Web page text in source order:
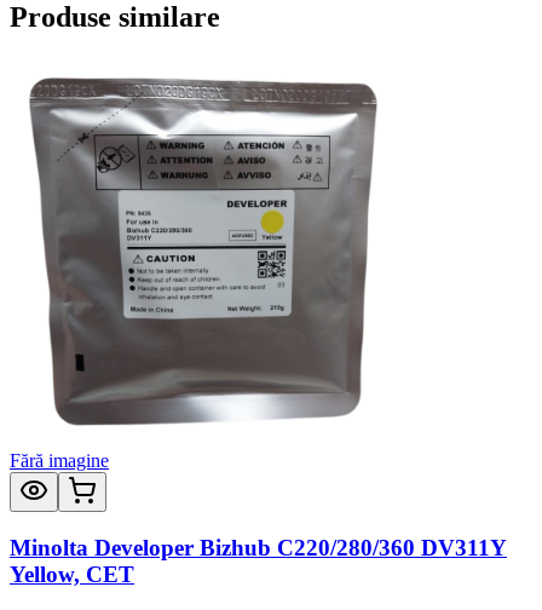
Produse similare
Fără imagine
Minolta Developer Bizhub C220/280/360 DV311Y
Yellow, CET